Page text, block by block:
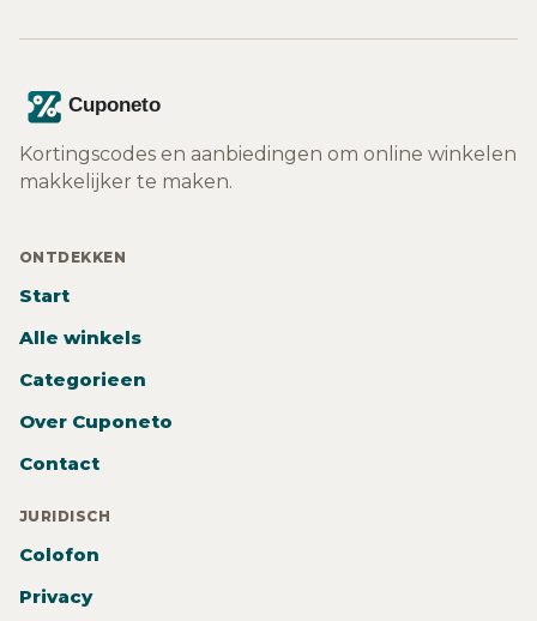
Kortingscodes en aanbiedingen om online winkelen
makkelijker te maken.
ONTDEKKEN
Start
Alle winkels
Categorieen
Over Cuponeto
Contact
JURIDISCH
Colofon
Privacy